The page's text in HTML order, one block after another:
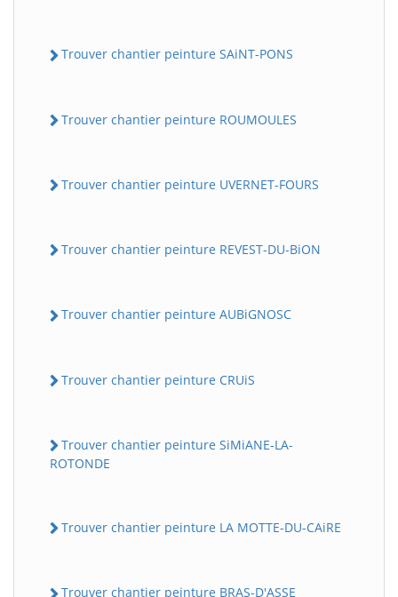
Trouver chantier peinture SAiNT-PONS
Trouver chantier peinture ROUMOULES
Trouver chantier peinture UVERNET-FOURS
Trouver chantier peinture REVEST-DU-BiON
Trouver chantier peinture AUBiGNOSC
Trouver chantier peinture CRUiS
Trouver chantier peinture SiMiANE-LA-
ROTONDE
Trouver chantier peinture LA MOTTE-DU-CAiRE
Trouver chantier peinture BRAS-D'ASSE